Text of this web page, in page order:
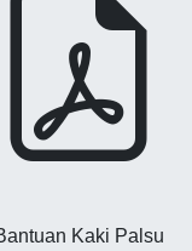
Kaki Palsu